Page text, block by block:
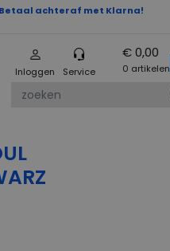
Betaal achteraf met Klarna!
Inloggen Service
€ 0,00
0 artikelen